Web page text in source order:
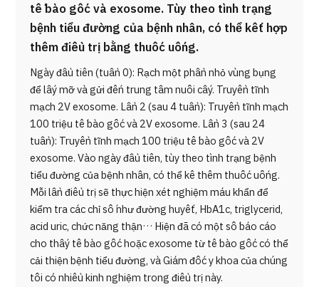
tế bào gốc và exosome. Tùy theo tình trạng
bệnh tiểu đường của bệnh nhân, có thể kết hợp
thêm điều trị bằng thuốc uống.
Ngày đầu tiên (tuần 0): Rạch một phần nhỏ vùng bụng
để lấy mỡ và gửi đến trung tâm nuôi cấy. Truyền tĩnh
mạch 2V exosome. Lần 2 (sau 4 tuần): Truyền tĩnh mạch
100 triệu tế bào gốc và 2V exosome. Lần 3 (sau 24
tuần): Truyền tĩnh mạch 100 triệu tế bào gốc và 2V
exosome. Vào ngày đầu tiên, tùy theo tình trạng bệnh
tiểu đường của bệnh nhân, có thể kê thêm thuốc uống.
Mỗi lần điều trị sẽ thực hiện xét nghiệm máu khẩn để
kiểm tra các chỉ số như đường huyết, HbA1c, triglycerid,
acid uric, chức năng thận… Hiện đã có một số báo cáo
cho thấy tế bào gốc hoặc exosome từ tế bào gốc có thể
cải thiện bệnh tiểu đường, và Giám đốc y khoa của chúng
tôi có nhiều kinh nghiệm trong điều trị này.